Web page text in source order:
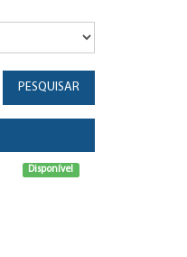
PESQUISAR
Disponível